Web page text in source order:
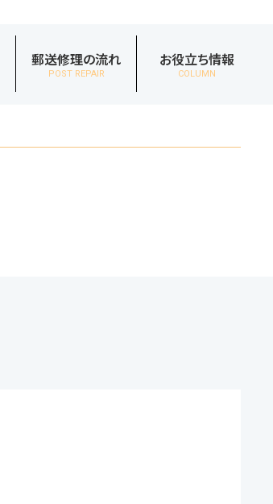
郵送修理の流れ
POST REPAIR
お役立ち情報
COLUMN